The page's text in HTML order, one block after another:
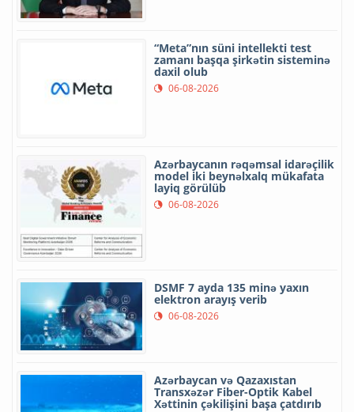
“Meta”nın süni intellekti test
zamanı başqa şirkətin sisteminə
daxil olub
06-08-2026
Azərbaycanın rəqəmsal idarəçilik
model iki beynəlxalq mükafata
layiq görülüb
06-08-2026
DSMF 7 ayda 135 minə yaxın
elektron arayış verib
06-08-2026
Azərbaycan və Qazaxıstan
Transxəzər Fiber-Optik Kabel
Xəttinin çəkilişini başa çatdırıb